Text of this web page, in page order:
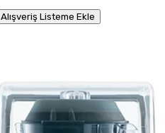
Alışveriş Listeme Ekle